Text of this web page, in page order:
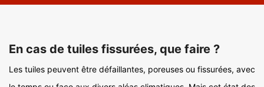
En cas de tuiles fissurées, que faire ?
Les tuiles peuvent être défaillantes, poreuses ou fissurées, avec